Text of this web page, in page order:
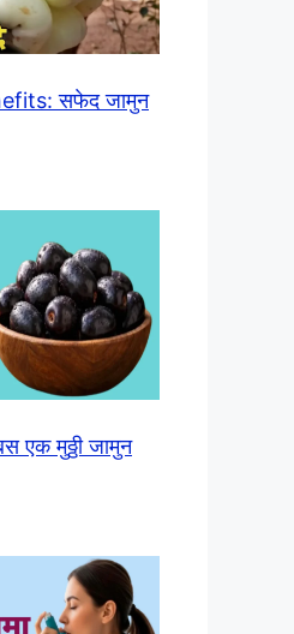
सफेद जामुन
मुठ्ठी जामुन